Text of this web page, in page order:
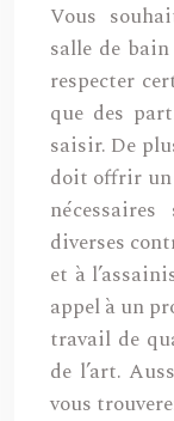
Vous
salle de
respecter
que des
saisir. De
doit offrir un
diverses
et à
appel à un
travail de
de l’art.
vous